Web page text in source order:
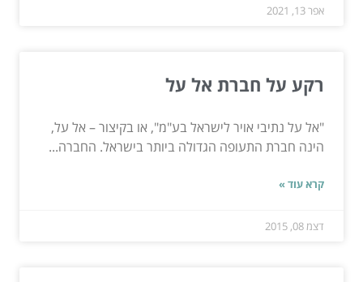
אפר 13, 2021
רקע על חברת אל על
"אל על נתיבי אויר לישראל בע"מ", או בקיצור – אל על,
הינה חברת התעופה הגדולה ביותר בישראל. החברה...
קרא עוד »
דצמ 08, 2015